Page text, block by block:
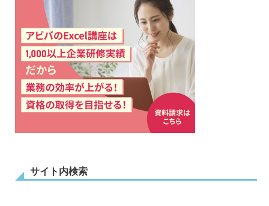
サイト内検索